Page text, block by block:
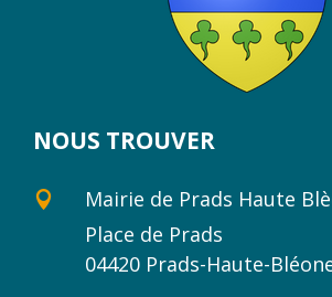
NOUS TROUVER

Mairie de Prads Haute
Place de Prads
04420 Prads-Haute-